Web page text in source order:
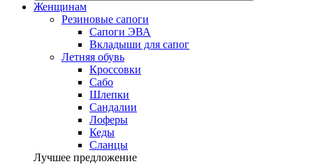
Женщинам
Резиновые сапоги
Cапоги ЭВА
Вкладыши для сапог
Летняя обувь
Кроссовки
Сабо
Шлепки
Сандалии
Лоферы
Кеды
Сланцы
Лучшее предложение